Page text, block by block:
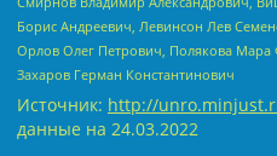
Борис Андреевич, Левинсон Лев
Орлов Олег Петрович, Полякова
Захаров Герман Константинович
Источник: http://
данные на 24.03.2022